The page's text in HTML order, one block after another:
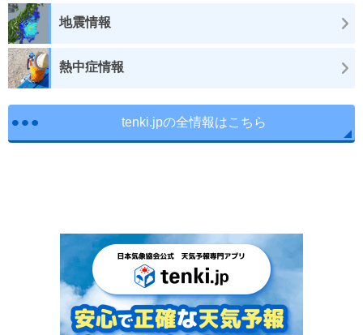
地震情報
熱中症情報
tenki.jpの全情報はこちら